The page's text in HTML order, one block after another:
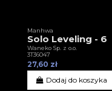
Manhwa
Solo Leveling - 6
Waneko Sp. z o.o.
3T36047
27,60 zł
Dodaj do koszyka